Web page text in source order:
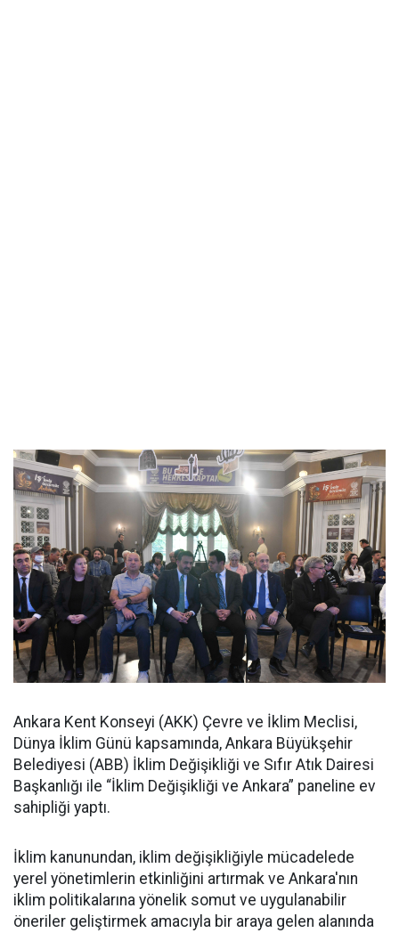
Ankara Kent Konseyi (AKK) Çevre ve İklim Meclisi,
Dünya İklim Günü kapsamında, Ankara Büyükşehir
Belediyesi (ABB) İklim Değişikliği ve Sıfır Atık Dairesi
Başkanlığı ile “İklim Değişikliği ve Ankara” paneline ev
sahipliği yaptı.
İklim kanunundan, iklim değişikliğiyle mücadelede
yerel yönetimlerin etkinliğini artırmak ve Ankara'nın
iklim politikalarına yönelik somut ve uygulanabilir
öneriler geliştirmek amacıyla bir araya gelen alanında